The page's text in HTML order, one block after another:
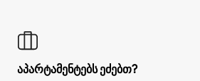
აპარტამენტებს ეძებთ?